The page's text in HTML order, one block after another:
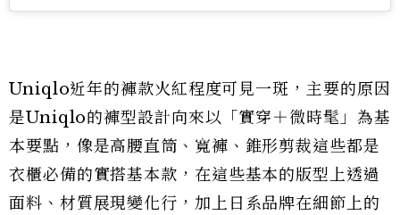
Uniqlo近年的褲款火紅程度可見一斑，主要的原因
是Uniqlo的褲型設計向來以「實穿＋微時髦」為基
本要點，像是高腰直筒、寬褲、錐形剪裁這些都是
衣櫃必備的實搭基本款，在這些基本的版型上透過
面料、材質展現變化行，加上日系品牌在細節上的